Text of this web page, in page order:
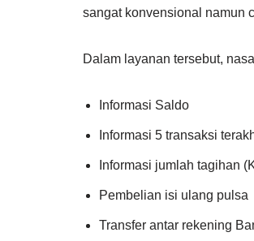
sangat konvensional namun
Dalam layanan tersebut,
Informasi Saldo
Informasi 5 transaksi
Informasi jumlah tagihan
Pembelian isi ulang pulsa
Transfer antar rekening